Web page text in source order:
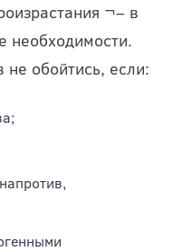
¬– в
необходимости.
обойтись, если: